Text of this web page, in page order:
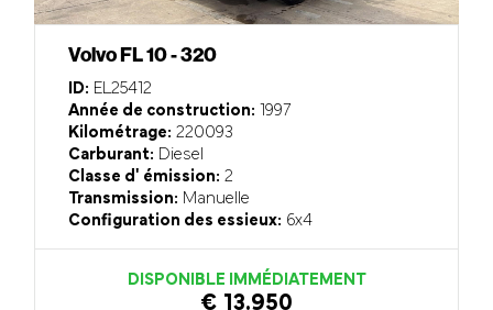
Volvo FL 10 - 320
ID: EL25412
Année de construction: 1997
Kilométrage: 220093
Carburant: Diesel
Classe d' émission: 2
Transmission: Manuelle
Configuration des essieux: 6x4
DISPONIBLE IMMÉDIATEMENT
€ 13.950